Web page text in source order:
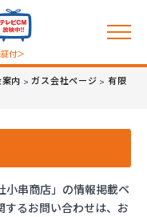
付＞
内 >ガス会社ページ > 有限
小串商店」の情報掲載ペ
するお問い合わせは、お